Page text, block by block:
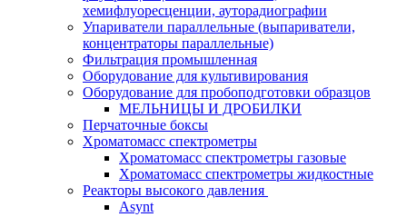
хемифлуоресценции, ауторадиографии
Упариватели параллельные (выпариватели,
концентраторы параллельные)
Фильтрация промышленная
Оборудование для культивирования
Оборудование для пробоподготовки образцов
МЕЛЬНИЦЫ И ДРОБИЛКИ
Перчаточные боксы
Хроматомасс спектрометры
Хроматомасс спектрометры газовые
Хроматомасс спектрометры жидкостные
Реакторы высокого давления
Asynt